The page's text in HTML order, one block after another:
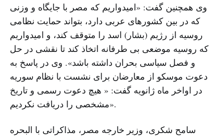
وی همچنین گفت: «امیدواریم که مصر با جایگاه و وزنی
که در بین کشورهای عربی دارد، بتواند حمایت نظامی
روسیه از رژیم (بشار) اسد را متوقف کند، و امیدواریم
که روسیه موضعی بی طرفانه اتخاذ کند تا نقشی در حل
و فصل سیاسی بحران داشته باشد». وی در پاسخ به
دعوت موسکو از معارضان برای نشست با نظام سوریه
در اواخر ماه ژانویه گفت: « هیچ دعوت رسمی و تاریخ
مشخصی را دریافت نکردیم».
سامح شکری، وزیر خارجه مصر، مذاکراتی با البحره